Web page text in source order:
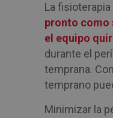
La
pronto como
el equipo
durante el
temprana.
temprano
Minimizar la